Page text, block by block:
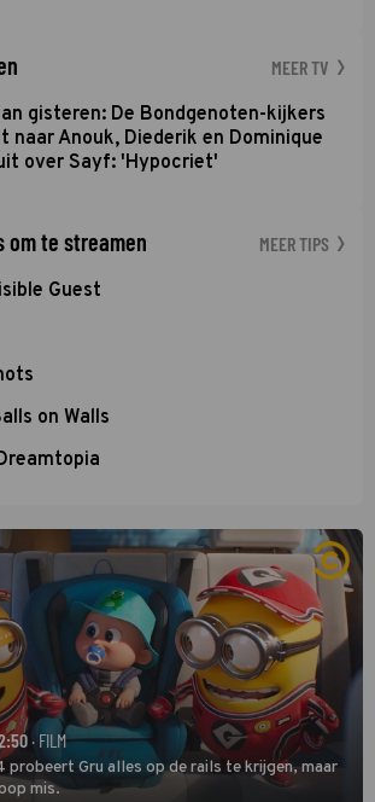
MEER TV
gisteren: De Bondgenoten-kijkers
naar Anouk, Diederik en Dominique
over Sayf: 'Hypocriet'
om te streamen MEER TIPS
Guest
on Walls
· FILM
probeert Gru alles op de rails te krijgen, maar
mis.